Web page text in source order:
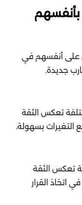
على أنفسهم في
جديدة.
تعكس الثقة
التغيرات بسهولة.
تعكس الثقة
اتخاذ القرار